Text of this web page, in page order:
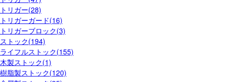
トリガー(28)
トリガーガード(16)
トリガーブロック(3)
ストック(194)
ライフルストック(155)
木製ストック(1)
樹脂製ストック(120)